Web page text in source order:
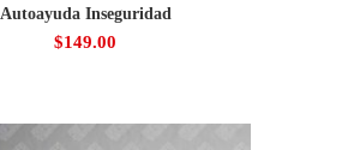
Autoayuda Inseguridad
$149.00